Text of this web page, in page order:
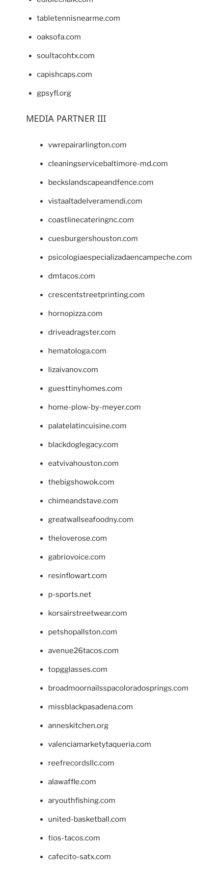
tabletennisnearme.com
oaksofa.com
soultacohtx.com
capishcaps.com
gpsyfl.org
MEDIA PARTNER III
vwrepairarlington.com
cleaningservicebaltimore-md.com
beckslandscapeandfence.com
vistaaltadelveramendi.com
coastlinecateringnc.com
cuesburgershouston.com
psicologiaespecializadaencampeche.com
dmtacos.com
crescentstreetprinting.com
hornopizza.com
driveadragster.com
hematologa.com
lizaivanov.com
guesttinyhomes.com
home-plow-by-meyer.com
palatelatincuisine.com
blackdoglegacy.com
eatvivahouston.com
thebigshowok.com
chimeandstave.com
greatwallseafoodny.com
theloverose.com
gabriovoice.com
resinflowart.com
p-sports.net
korsairstreetwear.com
petshopallston.com
avenue26tacos.com
topgglasses.com
broadmoornailsspacoloradosprings.com
missblackpasadena.com
anneskitchen.org
valenciamarketytaqueria.com
reefrecordsllc.com
alawaffle.com
aryouthfishing.com
united-basketball.com
tios-tacos.com
cafecito-satx.com